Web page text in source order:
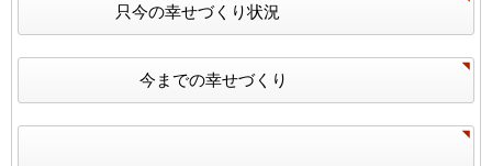
只今の幸せづくり状況
今までの幸せづくり